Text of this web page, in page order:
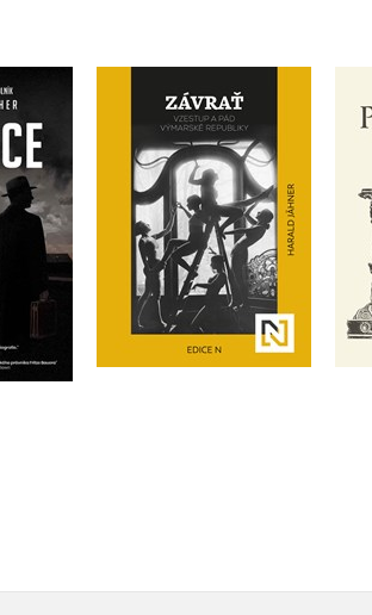
Kč
Závrať
Harald Jähner
Do košíku
499 Kč
399 Kč